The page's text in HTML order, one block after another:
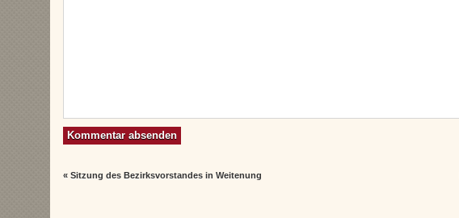
«Sitzung des Bezirksvorstandes in Weitenung